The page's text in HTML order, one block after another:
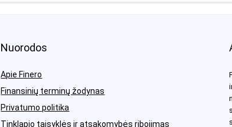
Nuorodos
Apie Finero
Finansinių terminų žodynas
Privatumo politika
Tinklapio taisyklės ir atsakomybės ribojimas